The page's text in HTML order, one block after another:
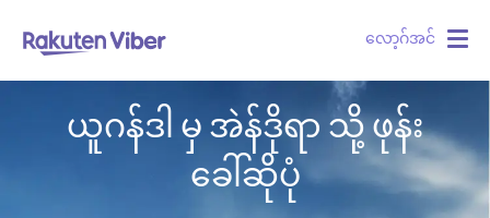
လော့ဂ်အင်
ယူဂန်ဒါ မှ အဲန်ဒိုရာ သို့ ဖုန်း
ခေါ်ဆိုပုံ